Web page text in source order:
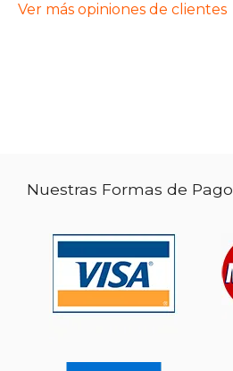
Ver más opiniones de clientes
Nuestras Formas de Pago